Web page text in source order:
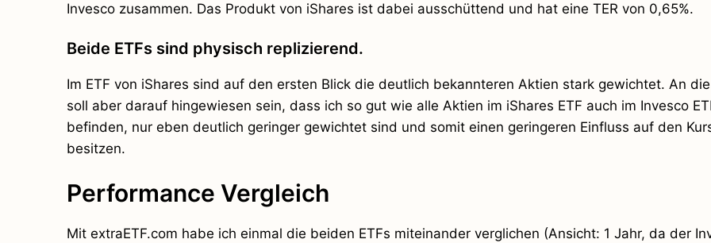
Invesco zusammen. Das Produkt von iShares ist dabei ausschüttend und hat eine TER von 0,65%.
Beide ETFs sind physisch replizierend.
Im ETF von iShares sind auf den ersten Blick die deutlich bekannteren Aktien stark gewichtet. An
soll aber darauf hingewiesen sein, dass ich so gut wie alle Aktien im iShares ETF auch im Invesco
befinden, nur eben deutlich geringer gewichtet sind und somit einen geringeren Einfluss auf den
besitzen.
Performance Vergleich
Mit extraETF.com habe ich einmal die beiden ETFs miteinander verglichen (Ansicht: 1 Jahr, da der